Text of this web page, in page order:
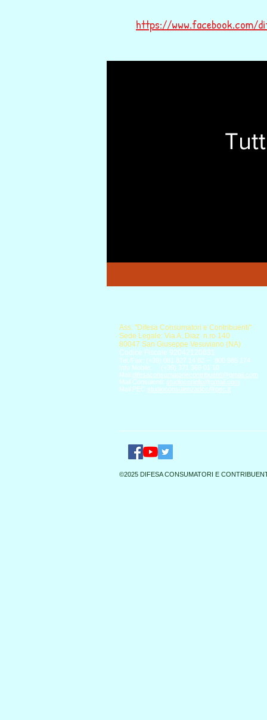
https://www.facebook.com/
Ass. "Difesa Consumatori e Contribuenti"
Sede Legale: Via A. Diaz n.ro 140
80047 San Giuseppe Vesuviano (NA)
Codice Fiscale 92042120631
Tel./Fax: (+39) 081 827 14 82 -- 800 985 174
Info Mobile: (+39) 371 369 01 10
Mail:difesaconsumatoriecontribuenti@gmail.com
Mail Consulenti: studioceriello@gmail.com
Mail PEC studioconsulenzadcc@pec.it
©2025 DIFESA CONSUMATORI E